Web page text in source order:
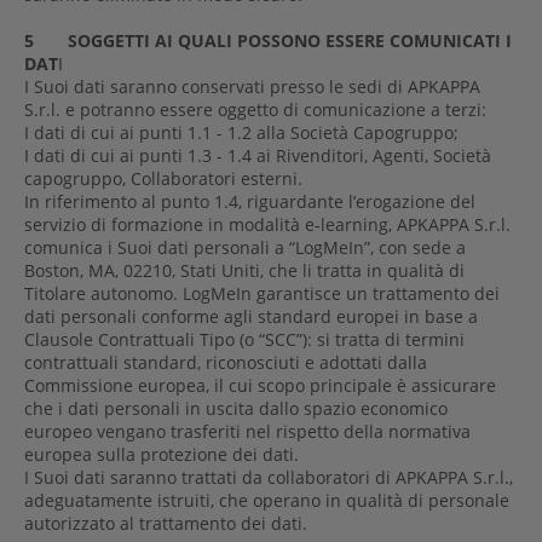
5 SOGGETTI AI QUALI POSSONO ESSERE COMUNICATI I
DATI
I Suoi dati saranno conservati presso le sedi di APKAPPA
S.r.l. e potranno essere oggetto di comunicazione a terzi:
I dati di cui ai punti 1.1 - 1.2 alla Società Capogruppo;
I dati di cui ai punti 1.3 - 1.4 ai Rivenditori, Agenti, Società
capogruppo, Collaboratori esterni.
In riferimento al punto 1.4, riguardante l’erogazione del
servizio di formazione in modalità e-learning, APKAPPA S.r.l.
comunica i Suoi dati personali a “LogMeIn”, con sede a
Boston, MA, 02210, Stati Uniti, che li tratta in qualità di
Titolare autonomo. LogMeIn garantisce un trattamento dei
dati personali conforme agli standard europei in base a
Clausole Contrattuali Tipo (o “SCC”): si tratta di termini
contrattuali standard, riconosciuti e adottati dalla
Commissione europea, il cui scopo principale è assicurare
che i dati personali in uscita dallo spazio economico
europeo vengano trasferiti nel rispetto della normativa
europea sulla protezione dei dati.
I Suoi dati saranno trattati da collaboratori di APKAPPA S.r.l.,
adeguatamente istruiti, che operano in qualità di personale
autorizzato al trattamento dei dati.